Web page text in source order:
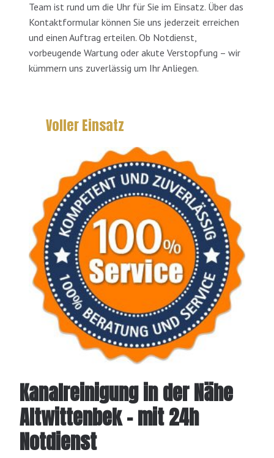
Kanalreinigung in der Nähe
Altwittenbek - mit 24h
Notdienst
Team ist rund um die Uhr für Sie im Einsatz. Über das
Kontaktformular können Sie uns jederzeit erreichen
und einen Auftrag erteilen. Ob Notdienst,
vorbeugende Wartung oder akute Verstopfung – wir
kümmern uns zuverlässig um Ihr Anliegen.
Voller Einsatz